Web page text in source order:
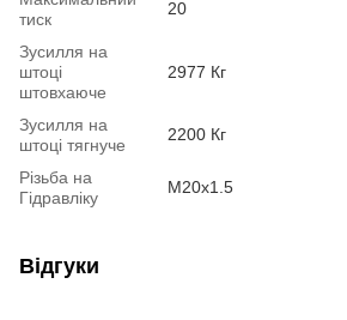
тиск
20
Зусилля на
штоці
штовхаюче
2977 Кг
Зусилля на
штоці тягнуче
2200 Кг
Різьба на
Гідравліку
М20х1.5
Відгуки